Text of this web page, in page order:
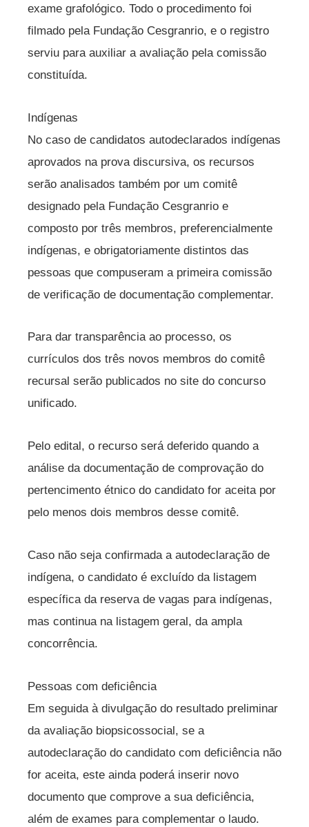
exame grafológico. Todo o procedimento foi
filmado pela Fundação Cesgranrio, e o registro
serviu para auxiliar a avaliação pela comissão
constituída.
Indígenas
No caso de candidatos autodeclarados indígenas
aprovados na prova discursiva, os recursos
serão analisados também por um comitê
designado pela Fundação Cesgranrio e
composto por três membros, preferencialmente
indígenas, e obrigatoriamente distintos das
pessoas que compuseram a primeira comissão
de verificação de documentação complementar.
Para dar transparência ao processo, os
currículos dos três novos membros do comitê
recursal serão publicados no site do concurso
unificado.
Pelo edital, o recurso será deferido quando a
análise da documentação de comprovação do
pertencimento étnico do candidato for aceita por
pelo menos dois membros desse comitê.
Caso não seja confirmada a autodeclaração de
indígena, o candidato é excluído da listagem
específica da reserva de vagas para indígenas,
mas continua na listagem geral, da ampla
concorrência.
Pessoas com deficiência
Em seguida à divulgação do resultado preliminar
da avaliação biopsicossocial, se a
autodeclaração do candidato com deficiência não
for aceita, este ainda poderá inserir novo
documento que comprove a sua deficiência,
além de exames para complementar o laudo.